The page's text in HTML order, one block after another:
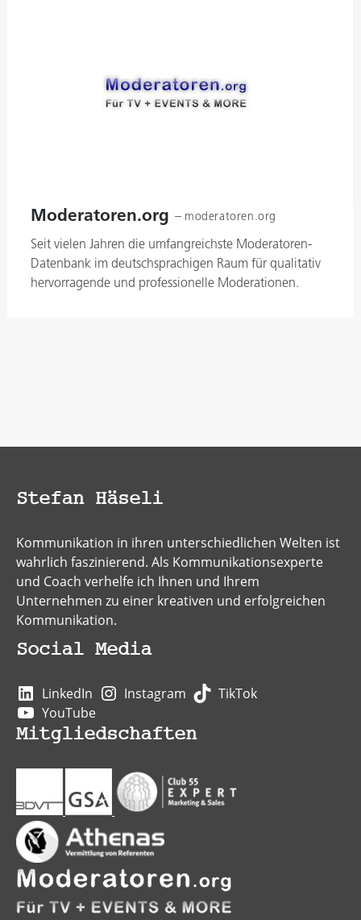
Moderatoren.org – moderatoren.org
Seit vielen Jahren die umfangreichste Moderatoren-
Datenbank im deutschsprachigen Raum für qualitativ
hervorragende und professionelle Moderationen.
Stefan Häseli
Kommunikation in ihren unterschiedlichen Welten ist
wahrlich faszinierend. Als Kommunikationsexperte
und Coach verhelfe ich Ihnen und Ihrem
Unternehmen zu einer kreativen und erfolgreichen
Kommunikation.
Social Media
LinkedIn Instagram
TikTok
YouTube
Mitgliedschaften